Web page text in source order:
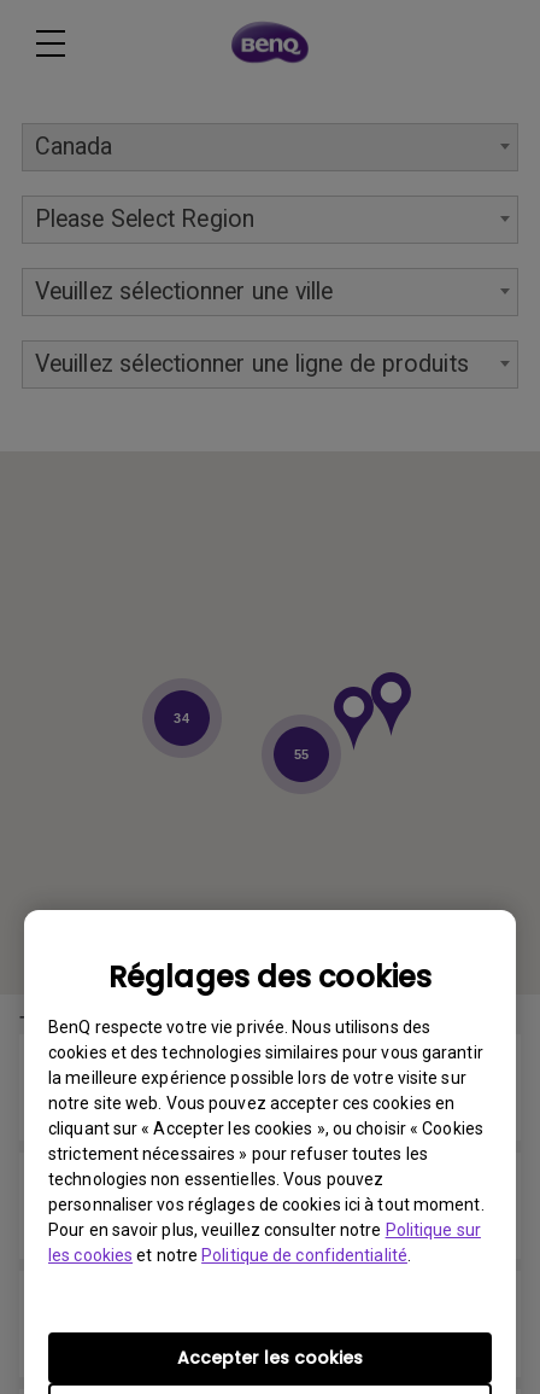
Réglages des cookies
BenQ respecte votre vie privée. Nous utilisons des
cookies et des technologies similaires pour vous garantir
la meilleure expérience possible lors de votre visite sur
notre site web. Vous pouvez accepter ces cookies en
cliquant sur « Accepter les cookies », ou choisir « Cookies
strictement nécessaires » pour refuser toutes les
technologies non essentielles. Vous pouvez
personnaliser vos réglages de cookies ici à tout moment.
Pour en savoir plus, veuillez consulter notre Politique sur
les cookies et notrePolitique de confidentialité
Accepter les cookies
Canada
Please Select Region
Veuillez sélectionner une ville
Veuillez sélectionner une ligne de produits
34
55
Tous les magasins
Evolution Presentation Technologies- Calgary
6910 Farrel Road SE
Memory Express- Calgary North East
333 34th Ave NE
167-5005 Dalhousie Drive NW